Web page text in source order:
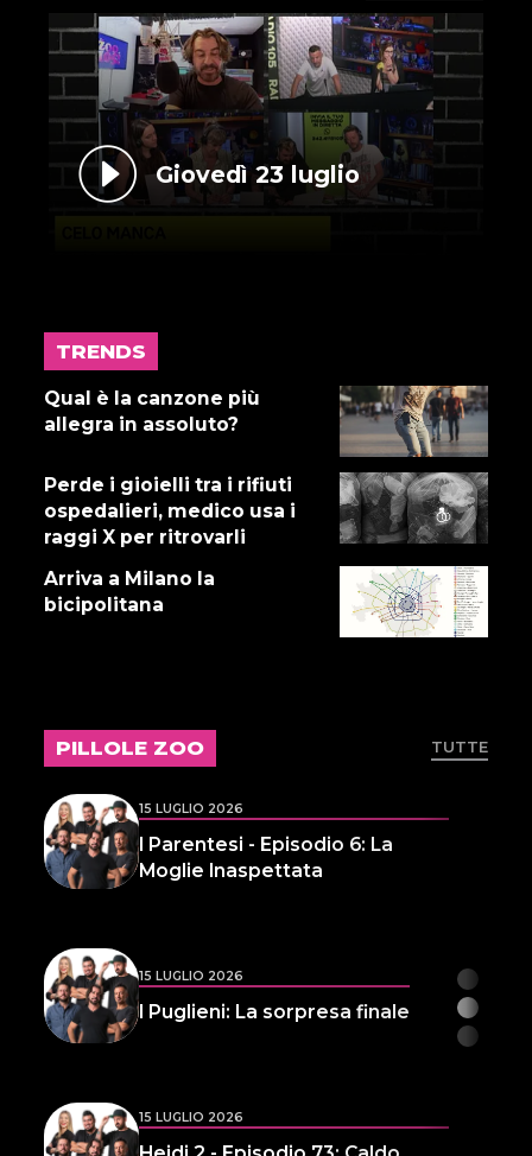
Giovedì 23 luglio
TRENDS
Qual è la canzone più
allegra in assoluto?
Perde i gioielli tra i rifiuti
ospedalieri, medico usa i
raggi X per ritrovarli
Arriva a Milano la
bicipolitana
PILLOLE ZOO TUTTE
17 LUGLIO 2026
Gnano 5 - Episodio 14
16 LUGLIO 2026
Dove abita Ennio 103: Revisione
15 LUGLIO 2026
I Parentesi - Episodio 6: La
Moglie Inaspettata
15 LUGLIO 2026
I Puglieni: La sorpresa finale
15 LUGLIO 2026